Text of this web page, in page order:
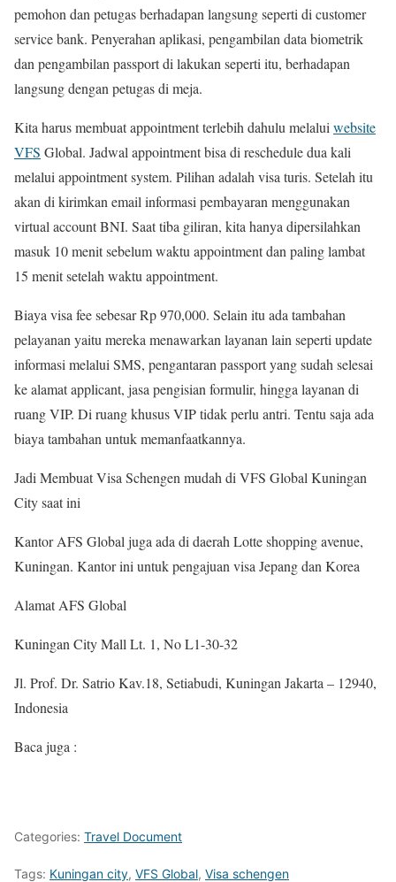
pemohon dan petugas berhadapan langsung seperti di customer
service bank. Penyerahan aplikasi, pengambilan data biometrik
dan pengambilan passport di lakukan seperti itu, berhadapan
langsung dengan petugas di meja.
Kita harus membuat appointment terlebih dahulu melaluiwebsite
VFS Global. Jadwal appointment bisa di reschedule dua kali
melalui appointment system. Pilihan adalah visa turis. Setelah itu
akan di kirimkan email informasi pembayaran menggunakan
virtual account BNI. Saat tiba giliran, kita hanya dipersilahkan
masuk 10 menit sebelum waktu appointment dan paling lambat
15 menit setelah waktu appointment.
Biaya visa fee sebesar Rp 970,000. Selain itu ada tambahan
pelayanan yaitu mereka menawarkan layanan lain seperti update
informasi melalui SMS, pengantaran passport yang sudah selesai
ke alamat applicant, jasa pengisian formulir, hingga layanan di
ruang VIP. Di ruang khusus VIP tidak perlu antri. Tentu saja ada
biaya tambahan untuk memanfaatkannya.
Jadi Membuat Visa Schengen mudah di VFS Global Kuningan
City saat ini
Kantor AFS Global juga ada di daerah Lotte shopping avenue,
Kuningan. Kantor ini untuk pengajuan visa Jepang dan Korea
Alamat AFS Global
Kuningan City Mall Lt. 1, No L1-30-32
Jl. Prof. Dr. Satrio Kav.18, Setiabudi, Kuningan Jakarta – 12940,
Indonesia
Baca juga :
Categories: Travel Document
Tags: Kuningan city, VFS Global, Visa schengen